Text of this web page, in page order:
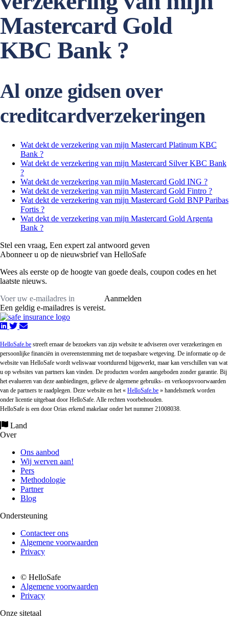
Mastercard Gold
KBC Bank ?
Al onze gidsen over
creditcardverzekeringen
Wat dekt de verzekering van mijn Mastercard Platinum KBC
Bank ?
Wat dekt de verzekering van mijn Mastercard Silver KBC Bank
?
Wat dekt de verzekering van mijn Mastercard Gold ING ?
Wat dekt de verzekering van mijn Mastercard Gold Fintro ?
Wat dekt de verzekering van mijn Mastercard Gold BNP Paribas
Fortis ?
Wat dekt de verzekering van mijn Mastercard Gold Argenta
Bank ?
Stel een vraag, Een expert zal antwoord geven
Abonneer u op de nieuwsbrief van HelloSafe
Wees als eerste op de hoogte van goede deals, coupon codes en het
laatste nieuws.
Aanmelden
Een geldig e-mailadres is vereist.
HelloSafe.be streeft ernaar de bezoekers van zijn website te adviseren over verzekeringen en
persoonlijke financiën in overeenstemming met de toepasbare wetgeving. De informatie op de
website van HelloSafe wordt weliswaar voortdurend bijgewerkt, maar kan verschillen van wat
u op websites van partners kan vinden. De producten worden aangeboden zonder garantie. Bij
het evalueren van deze aanbiedingen, gelieve de algemene gebruiks- en verkoopsvoorwaarden
van de partners te raadplegen. Deze website en het « HelloSafe.be » handelsmerk worden
onder licentie uitgebaat door HelloSafe. Alle rechten voorbehouden.
HelloSafe is een door Orias erkend makelaar onder het nummer 21008038.
Land
Over
Ons aanbod
Wij werven aan!
Pers
Methodologie
Partner
Blog
Ondersteuning
Contacteer ons
Algemene voorwaarden
Privacy
© HelloSafe
Algemene voorwaarden
Privacy
Onze sitetaal